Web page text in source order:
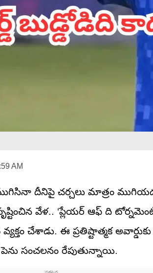
AM
దీనిపై చర్చలు మాత్రం
వేళ.. ‘ప్లేయర్ ఆఫ్ ది
చేశాడు. ఈ ప్రతిష్టాత్మక
పెను సంచలనం రేపుతున్నాయి.